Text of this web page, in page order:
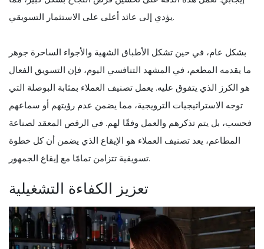
يؤدي إلى عائد أعلى على الاستثمار التسويقي.
بشكل عام، في حين تشكل الأطباق الشهية والأجواء الساحرة جوهر
ما يقدمه المطعم، في المشهد التنافسي اليوم، فإن التسويق الفعال
هو الكرز الذي يتفوق عليه. يعمل تصنيف العملاء بمثابة البوصلة التي
توجه الاستراتيجيات الترويجية، مما يضمن عدم رؤيتهم أو سماعهم
فحسب، بل يتم تذكرهم والعمل وفقًا لهم. في الرقص المعقد لصناعة
المطاعم، يعد تصنيف العملاء هو الإيقاع الذي يضمن أن كل خطوة
تسويقية تتزامن تمامًا مع إيقاع الجمهور.
تعزيز الكفاءة التشغيلية